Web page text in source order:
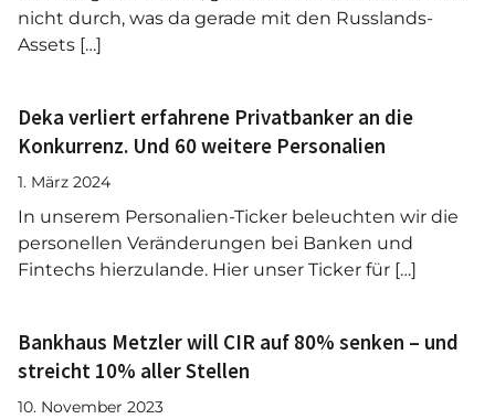
nicht durch, was da gerade mit den Russlands-
Assets […]
Deka verliert erfahrene Privatbanker an die
Konkurrenz. Und 60 weitere Personalien
1. März 2024
In unserem Personalien-Ticker beleuchten wir die
personellen Veränderungen bei Banken und
Fintechs hierzulande. Hier unser Ticker für […]
Bankhaus Metzler will CIR auf 80% senken – und
streicht 10% aller Stellen
10. November 2023